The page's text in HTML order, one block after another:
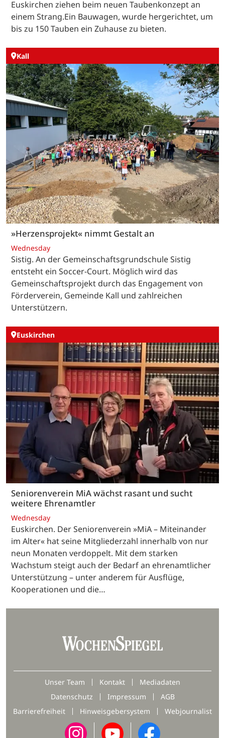
Euskirchen ziehen beim neuen Taubenkonzept an
einem Strang.Ein Bauwagen, wurde hergerichtet, um
bis zu 150 Tauben ein Zuhause zu bieten.
Kall
»Herzensprojekt« nimmt Gestalt an
Wednesday
Sistig. An der Gemeinschaftsgrundschule Sistig
entsteht ein Soccer-Court. Möglich wird das
Gemeinschaftsprojekt durch das Engagement von
Förderverein, Gemeinde Kall und zahlreichen
Unterstützern.
Euskirchen
Seniorenverein MiA wächst rasant und sucht
weitere Ehrenamtler
Wednesday
Euskirchen. Der Seniorenverein »MiA – Miteinander
im Alter« hat seine Mitgliederzahl innerhalb von nur
neun Monaten verdoppelt. Mit dem starken
Wachstum steigt auch der Bedarf an ehrenamtlicher
Unterstützung – unter anderem für Ausflüge,
Kooperationen und die…
Unser Team Kontakt
Mediadaten
Datenschutz
Impressum
AGB
Barrierefreiheit
Hinweisgebersystem Webjournalist